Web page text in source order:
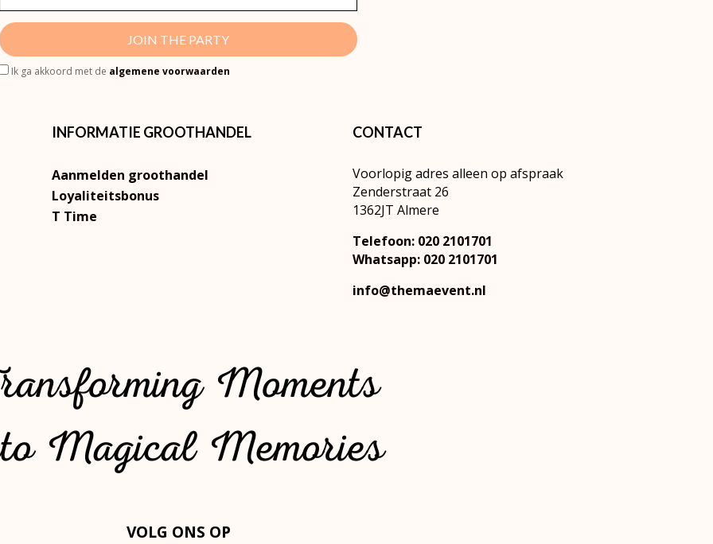
JOIN THE PARTY
Ik ga akkoord met de algemene voorwaarden
INFORMATIE GROOTHANDEL
Aanmelden groothandel
Loyaliteitsbonus
T Time
CONTACT
Voorlopig adres alleen op afspraak
Zenderstraat 26
1362JT Almere
Telefoon: 020 2101701
Whatsapp: 020 2101701
info@themaevent.nl
Moments
Magical Memories
VOLG ONS OP